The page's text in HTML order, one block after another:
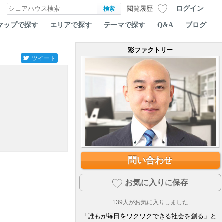
閲覧履歴 ログイン
ップで探す エリアで探す テーマで探す Q&A ブログ
ツイート
彩ファクトリー
問い合わせ
お気に入りに保存
139 人がお気に入りしました
「誰もが毎日をワクワクできる社会を創る」と